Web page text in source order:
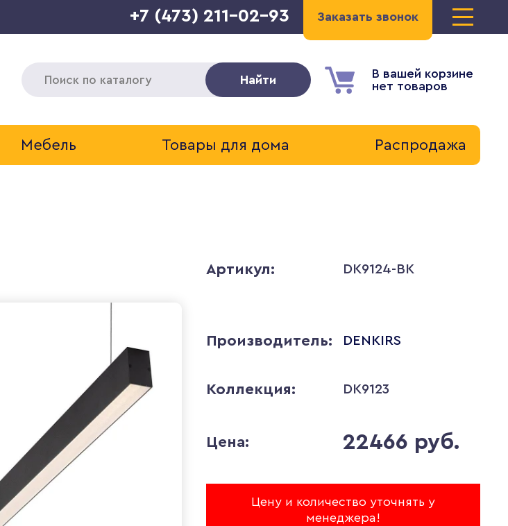
Заказать звонок
+7 (473) 211-02-93
В вашей корзине
нет товаров
Найти
Мебель Товары для дома Распродажа
Артикул: DK9124-BK
Производитель: DENKIRS
Коллекция: DK9123
Цена: 22466 руб.
Цену и количество уточнять у
менеджера!